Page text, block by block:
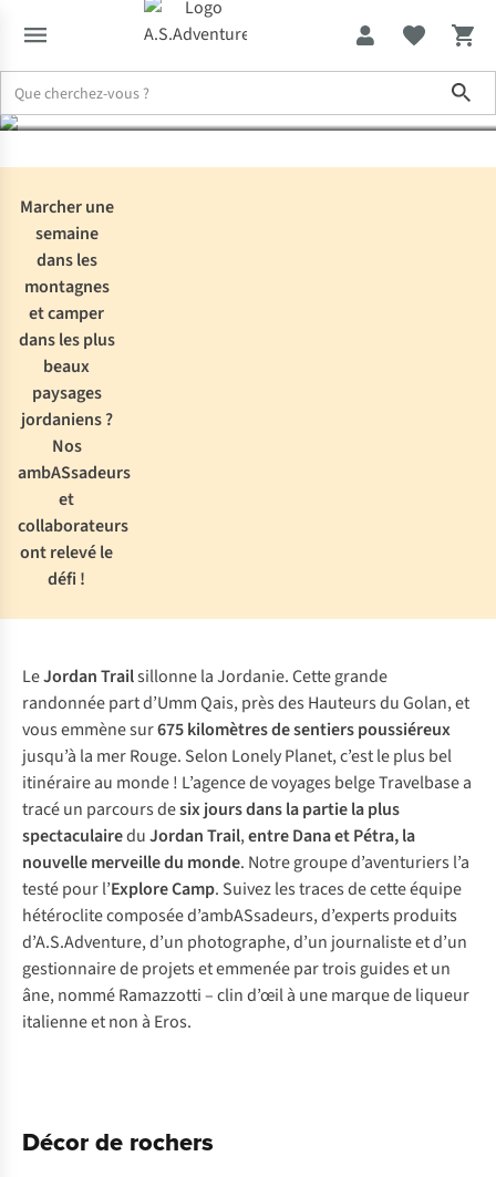
désert sur le Jordan Trail
Marcher une
semaine
dans les
montagnes
et camper
dans les plus
beaux
paysages
jordaniens ?
Nos
ambASsadeurs
et
collaborateurs
ont relevé le
défi !
LeJordan Trailsillonne la Jordanie. Cette grande
randonnée part d’Umm Qais, près des Hauteurs du Golan, et
vous emmène sur675 kilomètres de sentiers poussiéreux
jusqu’à la mer Rouge. Selon Lonely Planet, c’est le plus bel
itinéraire au monde ! L’agence de voyages belge Travelbase a
tracé un parcours desix jours dans la partie la plus
spectaculaireduJordan Trail,entre Dana et Pétra, la
nouvelle merveille du monde. Notre groupe d’aventuriers l’a
testé pour l’Explore Camp. Suivez les traces de cette équipe
hétéroclite composée d’ambASsadeurs, d’experts produits
d’A.S.Adventure, d’un photographe, d’un journaliste et d’un
gestionnaire de projets et emmenée par trois guides et un
âne, nommé Ramazzotti – clin d’œil à une marque de liqueur
italienne et non à Eros.
Décor de rochers